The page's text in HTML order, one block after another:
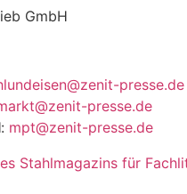
GmbH
presse.de
presse.de
: mpt@zenit-presse.de